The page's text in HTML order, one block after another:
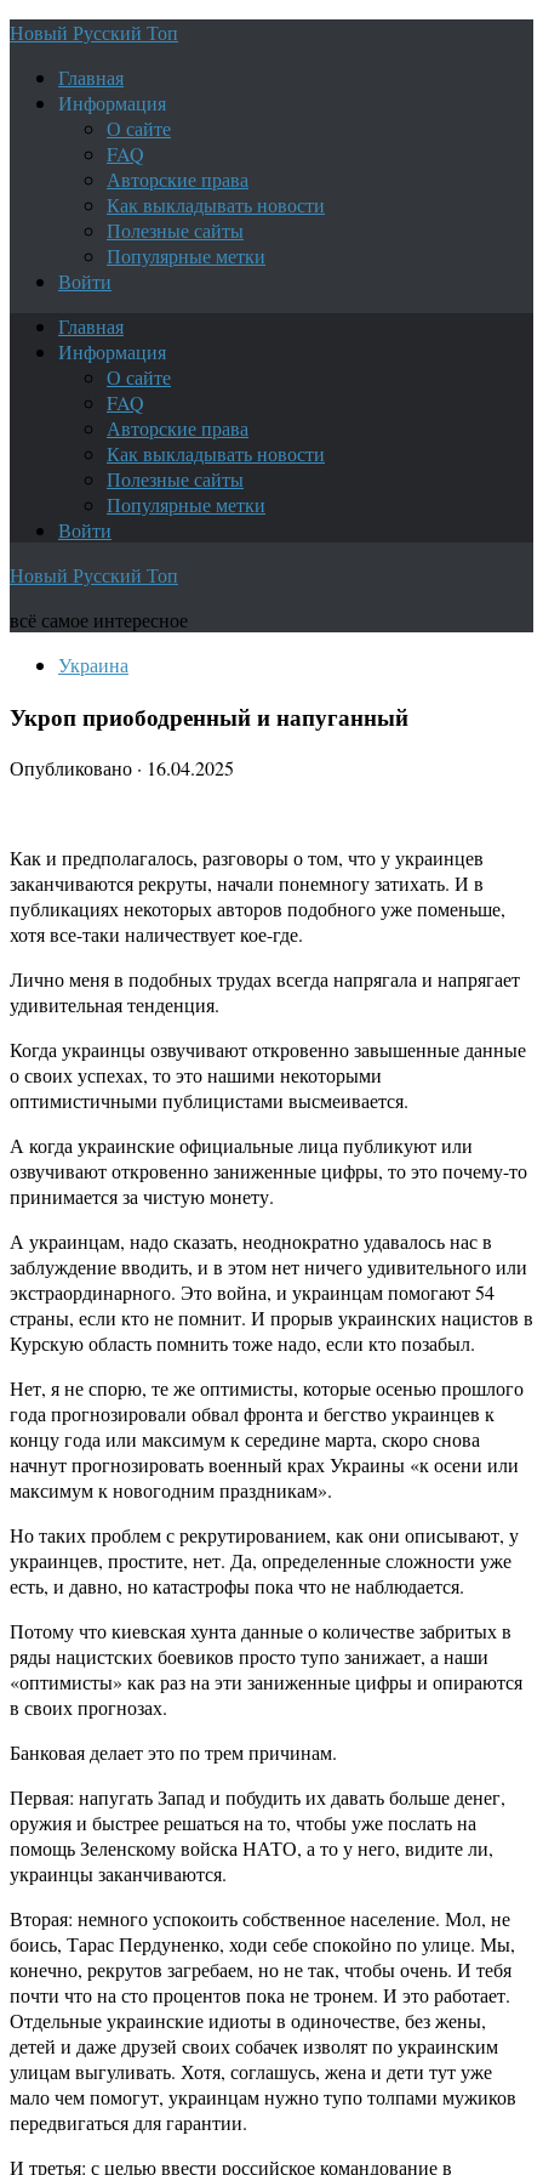
Новый Русский Топ
Главная
Информация
О сайте
FAQ
Авторские права
Как выкладывать новости
Полезные сайты
Популярные метки
Войти
Главная
Информация
О сайте
FAQ
Авторские права
Как выкладывать новости
Полезные сайты
Популярные метки
Войти
Новый Русский Топ
всё самое интересное
Украина
Укроп приободренный и напуганный
Опубликовано · 16.04.2025
Как и предполагалось, разговоры о том, что у украинцев
заканчиваются рекруты, начали понемногу затихать. И в
публикациях некоторых авторов подобного уже поменьше,
хотя все-таки наличествует кое-где.
Лично меня в подобных трудах всегда напрягала и напрягает
удивительная тенденция.
Когда украинцы озвучивают откровенно завышенные данные
о своих успехах, то это нашими некоторыми
оптимистичными публицистами высмеивается.
А когда украинские официальные лица публикуют или
озвучивают откровенно заниженные цифры, то это почему-то
принимается за чистую монету.
А украинцам, надо сказать, неоднократно удавалось нас в
заблуждение вводить, и в этом нет ничего удивительного или
экстраординарного. Это война, и украинцам помогают 54
страны, если кто не помнит. И прорыв украинских нацистов в
Курскую область помнить тоже надо, если кто позабыл.
Нет, я не спорю, те же оптимисты, которые осенью прошлого
года прогнозировали обвал фронта и бегство украинцев к
концу года или максимум к середине марта, скоро снова
начнут прогнозировать военный крах Украины «к осени или
максимум к новогодним праздникам».
Но таких проблем с рекрутированием, как они описывают, у
украинцев, простите, нет. Да, определенные сложности уже
есть, и давно, но катастрофы пока что не наблюдается.
Потому что киевская хунта данные о количестве забритых в
ряды нацистских боевиков просто тупо занижает, а наши
«оптимисты» как раз на эти заниженные цифры и опираются
в своих прогнозах.
Банковая делает это по трем причинам.
Первая: напугать Запад и побудить их давать больше денег,
оружия и быстрее решаться на то, чтобы уже послать на
помощь Зеленскому войска НАТО, а то у него, видите ли,
украинцы заканчиваются.
Вторая: немного успокоить собственное население. Мол, не
боись, Тарас Пердуненко, ходи себе спокойно по улице. Мы,
конечно, рекрутов загребаем, но не так, чтобы очень. И тебя
почти что на сто процентов пока не тронем. И это работает.
Отдельные украинские идиоты в одиночестве, без жены,
детей и даже друзей своих собачек изволят по украинским
улицам выгуливать. Хотя, соглашусь, жена и дети тут уже
мало чем помогут, украинцам нужно тупо толпами мужиков
передвигаться для гарантии.
И третья: с целью ввести российское командование в